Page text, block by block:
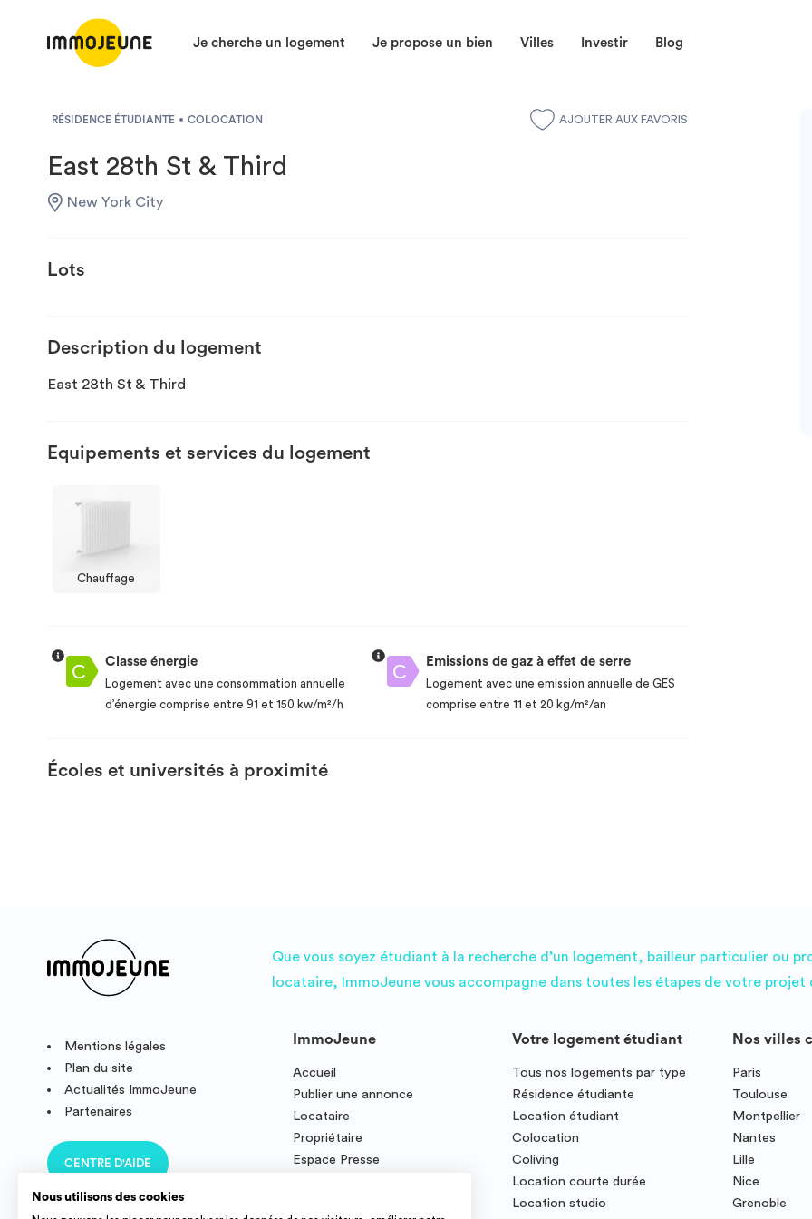
Je cherche un logement Je propose un bien Villes Investir Blog
RÉSIDENCE ÉTUDIANTE COLOCATION AJOUTER AUX FAVORIS
East 28th St & Third
New York City
Lots
Description du logement
East 28th St & Third
Equipements et services du logement
Chauffage
Classe énergie
Logement avec une consommation annuelle
d’énergie comprise entre 91 et 150 kw/m²/h
Emissions de gaz à effet de serre
Logement avec une emission annuelle de GES
comprise entre 11 et 20 kg/m²/an
Écoles et universités à proximité
Que vous soyez étudiant à la recherche d’un logement, bailleur particulier ou
locataire, ImmoJeune vous accompagne dans toutes les étapes de votre projet
Mentions légales
Plan du site
Actualités ImmoJeune
Partenaires
CENTRE D'AIDE
ImmoJeune
Accueil
Publier une annonce
Locataire
Propriétaire
Espace Presse
Votre logement étudiant
Tous nos logements par type
Résidence étudiante
Location étudiant
Colocation
Coliving
Location courte durée
Location studio
Nos villes
Paris
Toulouse
Montpellier
Nantes
Lille
Nice
Grenoble
Nous utilisons des cookies